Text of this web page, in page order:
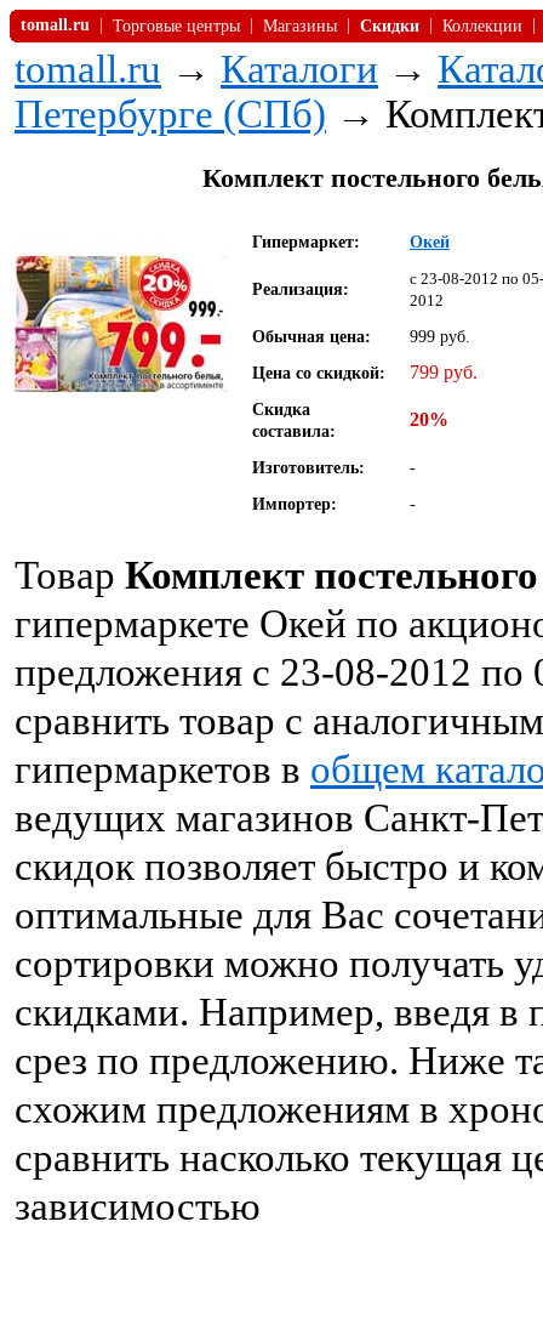
tomall.ru Торговые центры Магазины Скидки Коллекции
tomall.ru → Каталоги →
Петербурге (СПб) →
Комплект постельного
Гипермаркет: Окей
Реализация:
c 23-08-2012 по
2012
Обычная цена:
999 руб.
Цена со скидкой:
799 руб.
Скидка
составила:
20%
Изготовитель:
-
Импортер:
-
Товар Комплект
гипермаркете Окей по
предложения с 23-08-2012
сравнить товар с
гипермаркетов в общем
ведущих магазинов Санкт-
скидок позволяет быстро и
оптимальные для Вас
сортировки можно получать
скидками. Например, введя в
срез по предложению. Ниже
схожим предложениям в
сравнить насколько текущая
зависимостью